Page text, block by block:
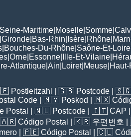
Seine-Maritime Moselle Somme
Gironde Bas-Rhin Isère Rhône
Bouches-Du-Rhône Saône-Et-Loire
Orne Essonne Ille-Et-Vilaine
Atlantique Ain Loiret| Meuse
Postleitzahl | 🇬🇧 Postcode | 🇸🇬
Code | 🇲🇾 Poskod | 🇲🇽
Postal | 🇳🇱 Postcode | 🇮🇹 CAP
🇦🇷 Código Postal | 🇰🇷 우편번호
| 🇵🇪 Código Postal | 🇨🇱